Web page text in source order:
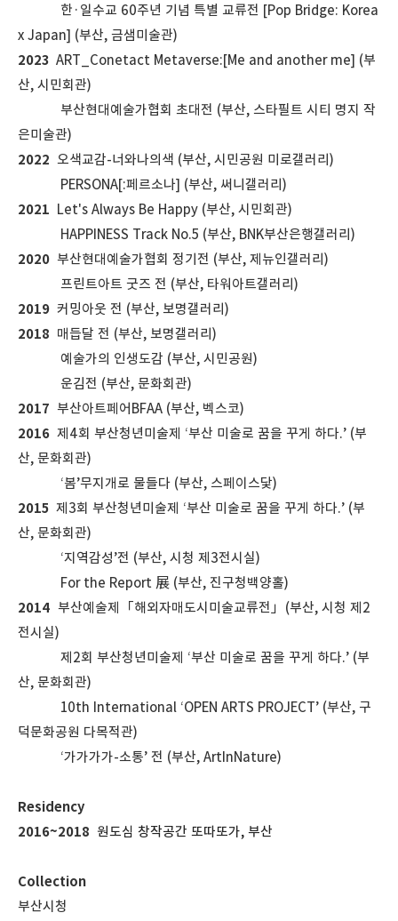
한 · 일수교 60주년 기념 특별 교류전 [Pop Bridge: Korea
x Japan] (부산, 금샘미술관)
2023 ART_Conetact Metaverse:[Me and another me] (부
산, 시민회관)
부산현대예술가협회 초대전 (부산, 스타필트 시티 명지 작
은미술관)
2022 오색교감-너와나의색 (부산, 시민공원 미로갤러리)
PERSONA[:페르소나] (부산, 써니갤러리)
2021 Let's Always Be Happy (부산, 시민회관)
HAPPINESS Track No.5 (부산, BNK부산은행갤러리)
2020 부산현대예술가협회 정기전 (부산, 제뉴인갤러리)
프린트아트 굿즈 전 (부산, 타워아트갤러리)
2019 커밍아웃 전 (부산, 보명갤러리)
2018 매듭달 전 (부산, 보명갤러리)
예술가의 인생도감 (부산, 시민공원)
운김전 (부산, 문화회관)
2017 부산아트페어BFAA (부산, 벡스코)
2016 제4회 부산청년미술제 ‘부산 미술로 꿈을 꾸게 하다.’ (부
산, 문화회관)
‘봄’무지개로 물들다 (부산, 스페이스닻)
2015 제3회 부산청년미술제 ‘부산 미술로 꿈을 꾸게 하다.’ (부
산, 문화회관)
‘지역감성’전 (부산, 시청 제3전시실)
For the Report 展 (부산, 진구청백양홀)
2014 부산예술제「해외자매도시미술교류전」(부산, 시청 제2
전시실)
제2회 부산청년미술제 ‘부산 미술로 꿈을 꾸게 하다.’ (부
산, 문화회관)
10th International ‘OPEN ARTS PROJECT’ (부산, 구
덕문화공원 다목적관)
‘가가가가-소통’ 전 (부산, ArtInNature)
Residency
2016~2018 원도심 창작공간 또따또가, 부산
Collection
부산시청